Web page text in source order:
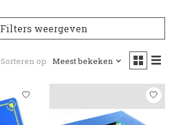
Filters weergeven
Sorteren op Meest bekeken